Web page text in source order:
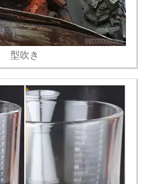
型吹き